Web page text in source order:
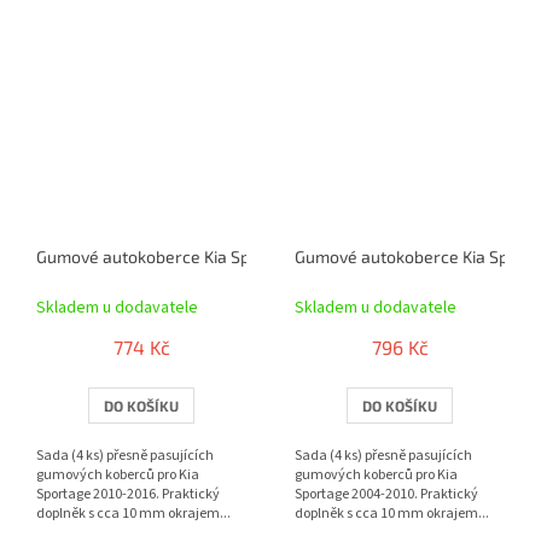
Gumové autokoberce Kia Sportage 2010-2016 | RIGUM
Skladem u dodavatele
774 Kč
DO KOŠÍKU
Sada (4 ks) přesně pasujících
gumových koberců pro Kia
Sportage 2010-2016. Praktický
doplněk s cca 10 mm okrajem...
Gumové autokoberce Kia
Skladem u dodavatele
796 Kč
DO KOŠÍKU
Sada (4 ks) přesně pasujících
gumových koberců pro Kia
Sportage 2004-2010. Praktický
doplněk s cca 10 mm okrajem...